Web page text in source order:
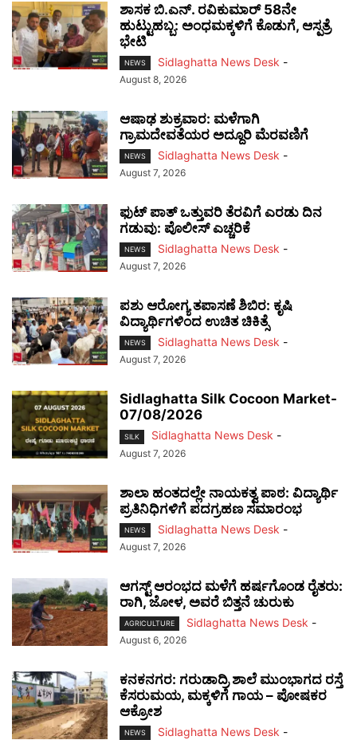
ಶಾಸಕ ಬಿ.ಎನ್. ರವಿಕುಮಾರ್ 58ನೇ
ಹುಟ್ಟುಹಬ್ಬ: ಅಂಧಮಕ್ಕಳಿಗೆ ಕೊಡುಗೆ, ಆಸ್ಪತ್ರೆ
ಭೇಟಿ
NEWS Sidlaghatta News Desk -
August 8, 2026
ಆಷಾಢ ಶುಕ್ರವಾರ: ಮಳೆಗಾಗಿ
ಗ್ರಾಮದೇವತೆಯರ ಅದ್ದೂರಿ ಮೆರವಣಿಗೆ
NEWS Sidlaghatta News Desk -
August 7, 2026
ಫುಟ್‌ ಪಾತ್ ಒತ್ತುವರಿ ತೆರವಿಗೆ ಎರಡು ದಿನ
ಗಡುವು: ಪೊಲೀಸ್ ಎಚ್ಚರಿಕೆ
NEWS Sidlaghatta News Desk -
August 7, 2026
ಪಶು ಆರೋಗ್ಯ ತಪಾಸಣೆ ಶಿಬಿರ: ಕೃಷಿ
ವಿದ್ಯಾರ್ಥಿಗಳಿಂದ ಉಚಿತ ಚಿಕಿತ್ಸೆ
NEWS Sidlaghatta News Desk -
August 7, 2026
Sidlaghatta Silk Cocoon Market-
07/08/2026
SILK Sidlaghatta News Desk -
August 7, 2026
ಶಾಲಾ ಹಂತದಲ್ಲೇ ನಾಯಕತ್ವ ಪಾಠ: ವಿದ್ಯಾರ್ಥಿ
ಪ್ರತಿನಿಧಿಗಳಿಗೆ ಪದಗ್ರಹಣ ಸಮಾರಂಭ
NEWS Sidlaghatta News Desk -
August 7, 2026
ಆಗಸ್ಟ್ ಆರಂಭದ ಮಳೆಗೆ ಹರ್ಷಗೊಂಡ ರೈತರು:
ರಾಗಿ, ಜೋಳ, ಅವರೆ ಬಿತ್ತನೆ ಚುರುಕು
AGRICULTURE Sidlaghatta News Desk -
August 6, 2026
ಕನಕನಗರ: ಗರುಡಾದ್ರಿ ಶಾಲೆ ಮುಂಭಾಗದ ರಸ್ತೆ
ಕೆಸರುಮಯ, ಮಕ್ಕಳಿಗೆ ಗಾಯ – ಪೋಷಕರ
ಆಕ್ರೋಶ
NEWS Sidlaghatta News Desk -